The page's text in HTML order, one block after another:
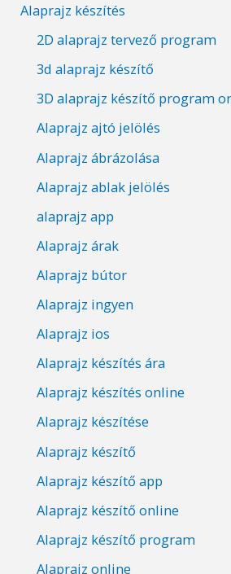
Alaprajz készítés
2D alaprajz tervező program
3d alaprajz készítő
3D alaprajz készítő program
Alaprajz ajtó jelölés
Alaprajz ábrázolása
Alaprajz ablak jelölés
alaprajz app
Alaprajz árak
Alaprajz bútor
Alaprajz ingyen
Alaprajz ios
Alaprajz készítés ára
Alaprajz készítés online
Alaprajz készítése
Alaprajz készítő
Alaprajz készítő app
Alaprajz készítő online
Alaprajz készítő program
Alaprajz online